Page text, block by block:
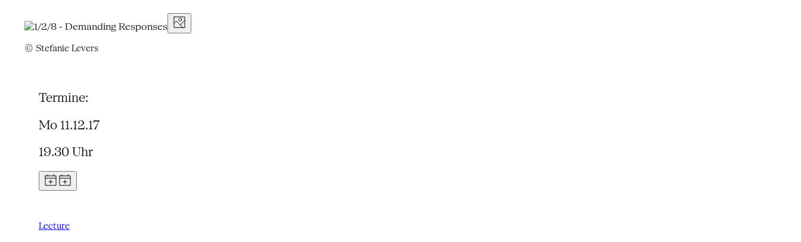
© Stefanie Levers
Termine:
Mo 11.12.17
19.30 Uhr
Lecture